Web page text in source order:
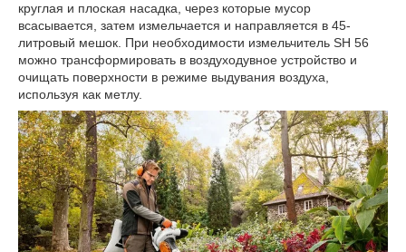
круглая и плоская насадка, через которые мусор
всасывается, затем измельчается и направляется в 45-
литровый мешок. При необходимости измельчитель SH 56
можно трансформировать в воздуходувное устройство и
очищать поверхности в режиме выдувания воздуха,
используя как метлу.